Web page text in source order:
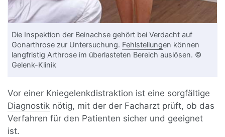
Die Inspektion der Beinachse gehört bei Verdacht auf
Gonarthrose zur Untersuchung. Fehlstellungen können
langfristig Arthrose im überlasteten Bereich auslösen. ©
Gelenk-Klinik
Vor einer Kniegelenkdistraktion ist eine sorgfältige
Diagnostik nötig, mit der der Facharzt prüft, ob das
Verfahren für den Patienten sicher und geeignet
ist.